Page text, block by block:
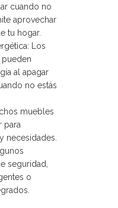
cuando no
aprovechar
tu hogar.
Los
al apagar
no estás
muebles
para
necesidades.
seguridad,
o